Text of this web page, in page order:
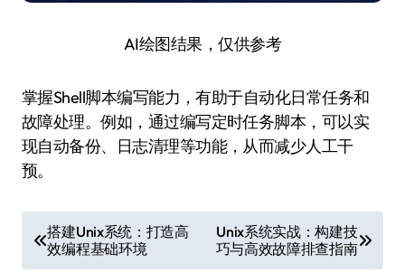
AI绘图结果，仅供参考
掌握Shell脚本编写能力，有助于自动化日常任务和
故障处理。例如，通过编写定时任务脚本，可以实
现自动备份、日志清理等功能，从而减少人工干
预。
章
搭建Unix系统：打造高
效编程基础环境
Unix系统实战：构建技
巧与高效故障排查指南